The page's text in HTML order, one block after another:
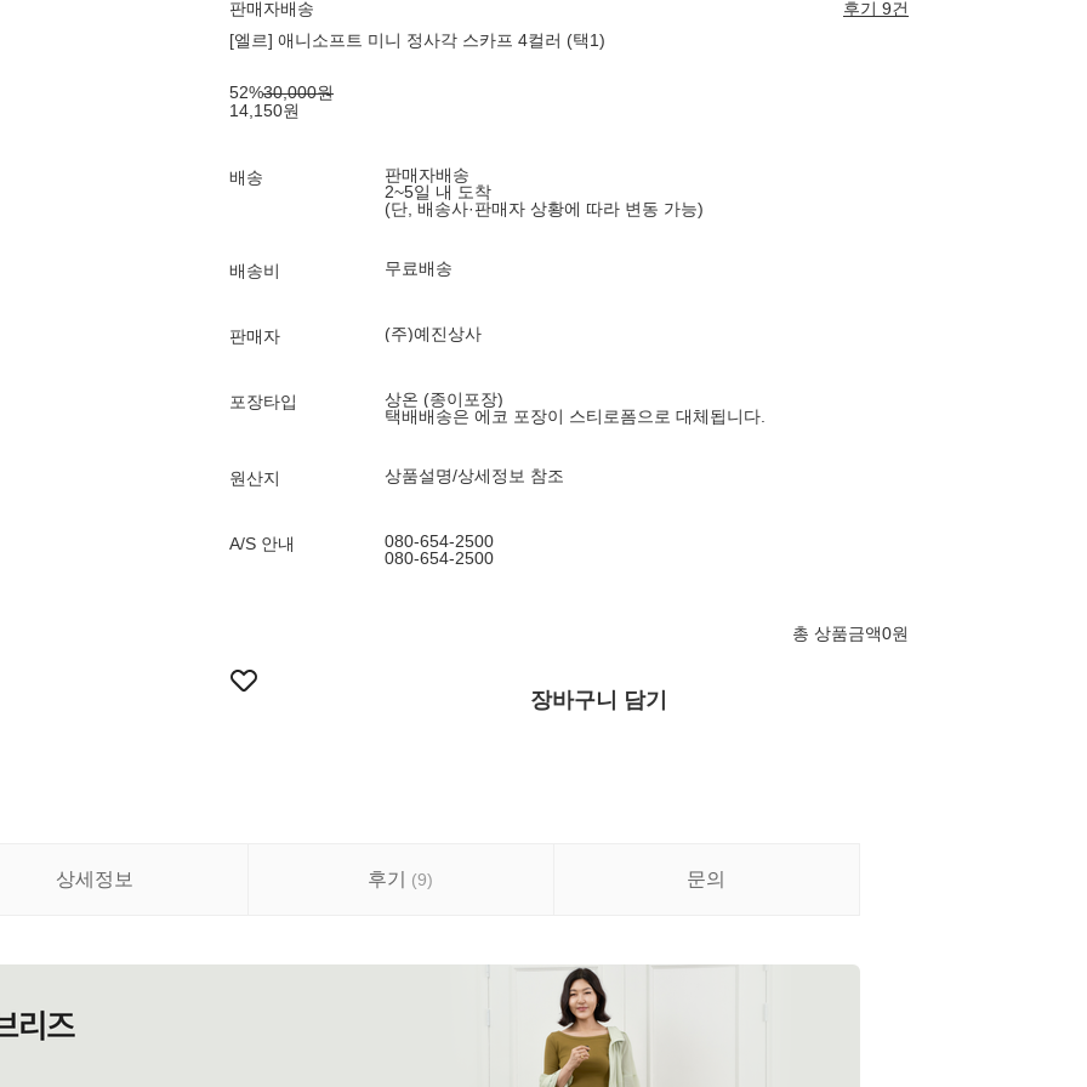
판매자배송
후기 9건
[엘르] 애니소프트 미니 정사각 스카프 4컬러 (택1)
52%30,000원
14,150원
배송
판매자배송
2~5일 내 도착
(단, 배송사·판매자 상황에 따라 변동 가능)
배송비 무료배송
판매자 (주)예진상사
포장타입
상온 (종이포장)
택배배송은 에코 포장이 스티로폼으로 대체됩니다.
원산지 상품설명/상세정보 참조
A/S 안내
080-654-2500
080-654-2500
총 상품금액0원
장바구니 담기
상세정보 후기 (9) 문의